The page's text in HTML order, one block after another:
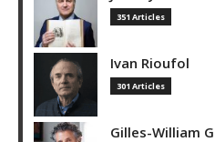
351 Articles
Ivan Rioufol
301 Articles
Gilles-William